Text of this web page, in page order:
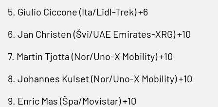
5. Giulio Ciccone (Ita/Lidl-Trek) +6
6. Jan ⁠Christen (Švi/UAE Emirates-XRG) +10
7. Martin Tjotta (Nor/Uno-X Mobility) +10
8. Johannes Kulset (Nor/Uno-X Mobility) +10
9. Enric Mas (Špa/Movistar) +10